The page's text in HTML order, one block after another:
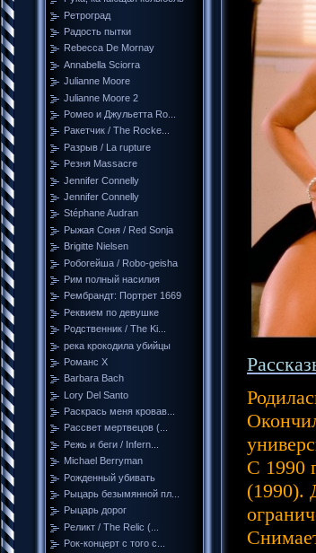
Ретроград
Радость пытки
Rebecca De Mornay
Annabella Sciorra
Julianne Moore
Julianne Moore 2
Ромео и Джульетта Ro...
Ракетчик / The Rocke...
Разрыв / La rupture
Резня Massacre
Jennifer Connelly
Jennifer Connelly
Stéphane Audran
Рыжая Соня / Red Sonja
Brigitte Nielsen
Робогейша / Robo-geisha
Рим полный насилия
Рембрандт: Портрет 1669
Реквием по девушке
Родственник / The Ki...
река крокодила убийцы
Романс Х
Barbara Bach
Lory Del Santo
Раскрась меня кровав...
Рассвет мертвецов (...
Режь и беги / Infern...
Michael Berryman
Рожденный убивать
Рыцарь безымянной пл...
Рыцарь дорог
Реликт / The Relic (...
Рок-концерт с того с...
С 1990
(1990).